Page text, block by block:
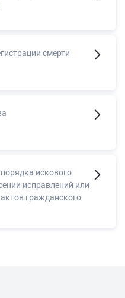
смерти
искового
исправлений или
гражданского